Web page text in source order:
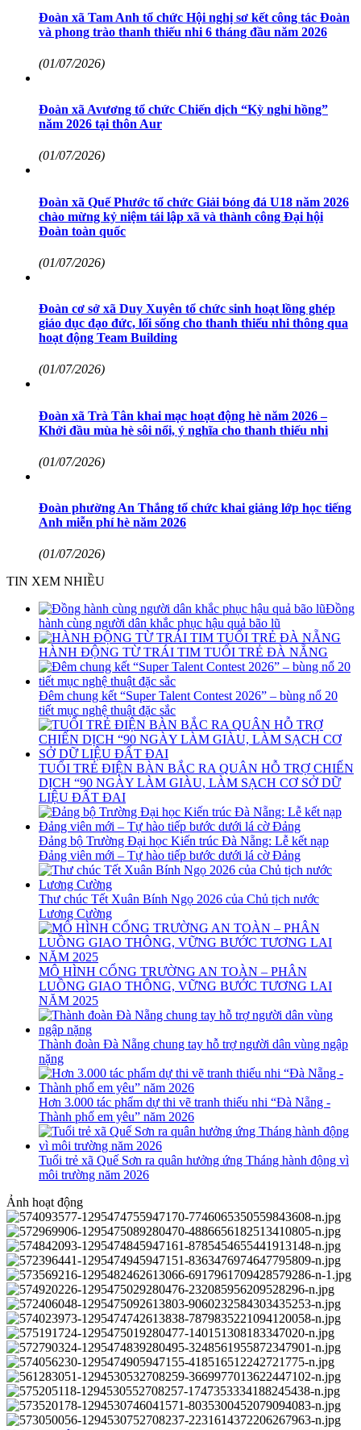
Đoàn xã Tam Anh tổ chức Hội nghị sơ kết công tác Đoàn
và phong trào thanh thiếu nhi 6 tháng đầu năm 2026
(01/07/2026)
Đoàn xã Avương tổ chức Chiến dịch “Kỳ nghỉ hồng”
năm 2026 tại thôn Aur
(01/07/2026)
Đoàn xã Quế Phước tổ chức Giải bóng đá U18 năm 2026
chào mừng kỷ niệm tái lập xã và thành công Đại hội
Đoàn toàn quốc
(01/07/2026)
Đoàn cơ sở xã Duy Xuyên tổ chức sinh hoạt lồng ghép
giáo dục đạo đức, lối sống cho thanh thiếu nhi thông qua
hoạt động Team Building
(01/07/2026)
Đoàn xã Trà Tân khai mạc hoạt động hè năm 2026 –
Khởi đầu mùa hè sôi nổi, ý nghĩa cho thanh thiếu nhi
(01/07/2026)
Đoàn phường An Thắng tổ chức khai giảng lớp học tiếng
Anh miễn phí hè năm 2026
(01/07/2026)
TIN XEM NHIỀU
Đồng
hành cùng người dân khắc phục hậu quả bão lũ
HÀNH ĐỘNG TỪ TRÁI TIM TUỔI TRẺ ĐÀ NẴNG
Đêm chung kết “Super Talent Contest 2026” – bùng nổ 20
tiết mục nghệ thuật đặc sắc
TUỔI TRẺ ĐIỆN BÀN BẮC RA QUÂN HỖ TRỢ CHIẾN
DỊCH “90 NGÀY LÀM GIÀU, LÀM SẠCH CƠ SỞ DỮ
LIỆU ĐẤT ĐAI
Đảng bộ Trường Đại học Kiến trúc Đà Nẵng: Lễ kết nạp
Đảng viên mới – Tự hào tiếp bước dưới lá cờ Đảng
Thư chúc Tết Xuân Bính Ngọ 2026 của Chủ tịch nước
Lương Cường
MÔ HÌNH CỔNG TRƯỜNG AN TOÀN – PHÂN
LUỒNG GIAO THÔNG, VỮNG BƯỚC TƯƠNG LAI
NĂM 2025
Thành đoàn Đà Nẵng chung tay hỗ trợ người dân vùng ngập
nặng
Hơn 3.000 tác phẩm dự thi vẽ tranh thiếu nhi “Đà Nẵng -
Thành phố em yêu” năm 2026
Tuổi trẻ xã Quế Sơn ra quân hưởng ứng Tháng hành động vì
môi trường năm 2026
Ảnh hoạt động